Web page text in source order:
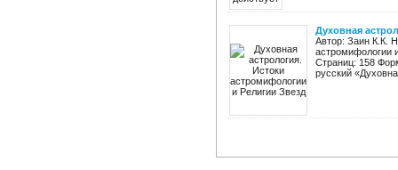
Духовная
Автор: Заин К.К.
астромифологии
Страниц: 158
русский